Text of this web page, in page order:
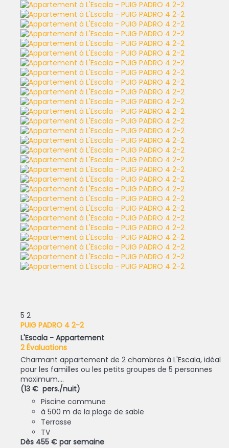
5 2
PUIG PADRO 4 2-2
L'Escala - Appartement
2 Évaluations
Charmant appartement de 2 chambres à L'Escala, idéal
pour les familles ou les petits groupes de 5 personnes
maximum....
(13 € pers./nuit)
Piscine commune
à 500 m de la plage de sable
Terrasse
TV
Dès 455 € par semaine